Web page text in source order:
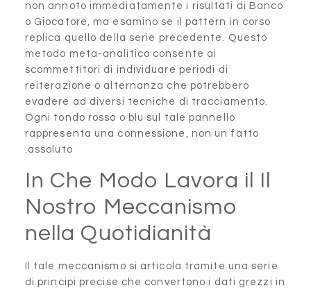
non annoto
o Giocatore, ma esamino se
replica quello della serie
metodo meta-analitico
scommettitori di individuare
reiterazione o alternanza
evadere ad diversi tecniche
Ogni tondo rosso o blu sul
rappresenta una
In Che Modo
Nostro
nella
Il tale meccanismo si
di principi precise che